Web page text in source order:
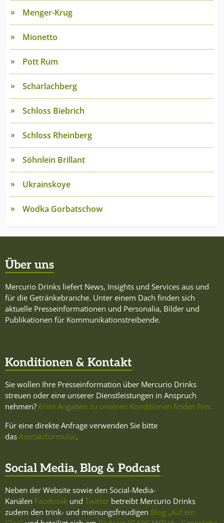
Menger-Krug
Mionetto
Pott Rum
Scharlachberg
Schloss Biebrich
Schloss Rheinberg
Söhnlein Brillant
Ukrainskoye
Wodka Gorbatschow
Über uns
Mercurio Drinks liefert News, Insights und Services aus und
für die Getränkebranche. Unter einem Dach finden sich
aktuelle Presseinformationen und Personalia, Bilder und
Publikationen für Kommunikationstreibende.
Konditionen & Kontakt
Sie wollen Ihre Presseinformation über Mercurio Drinks
streuen oder eine unserer Dienstleistungen in Anspruch
nehmen? Erste Angaben zu unseren Konditionen finden hier.
Für eine direkte Anfrage verwenden Sie bitte
das Kontaktformular.
Social Media, Blog & Podcast
Neben der Website sowie den Social-Media-
Kanälen Facebook und Twitter betreibt Mercurio Drinks
zudem den trink- und meinungsfreudigen Blog „Auf ein